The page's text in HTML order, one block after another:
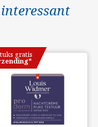
gratis